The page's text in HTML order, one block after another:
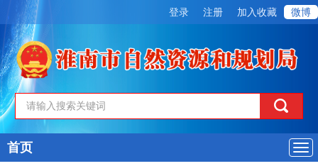
登录 注册 加入收藏 微博
导
首页